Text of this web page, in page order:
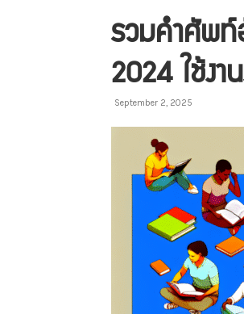
รวมคำศัพ
2024 ใช้ง
September 2, 2025